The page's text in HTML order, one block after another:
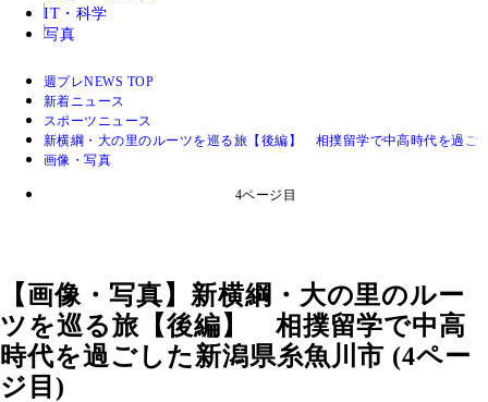
IT・科学
写真
週プレNEWS TOP
新着ニュース
スポーツニュース
新横綱・大の里のルーツを巡る旅【後編】 相撲留学で中高時代を過ご
画像・写真
4ページ目
【画像・写真】新横綱・大の里のルー
ツを巡る旅【後編】 相撲留学で中高
時代を過ごした新潟県糸魚川市 (4ペー
ジ目)